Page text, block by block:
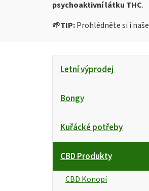
psychoaktivní látku THC.
🌱TIP:Prohlédněte si i naše
P
r
a
kategorie
K
r
e
Letní výprodej
Bongy
Kuřácké potřeby
CBD Produkty
CBD Konopí